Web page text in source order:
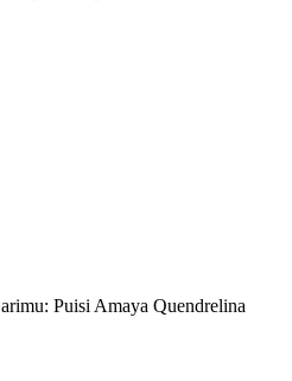
Puisi Amaya Quendrelina